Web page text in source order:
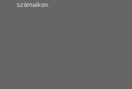
számaikon.